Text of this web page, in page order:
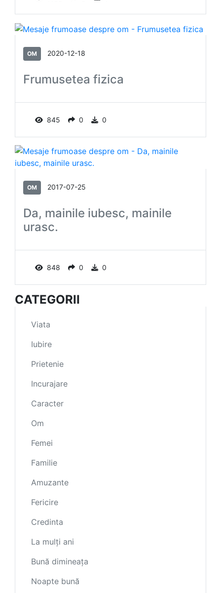
OM 2020-12-18
Frumusetea fizica
845 0 0
OM 2017-07-25
Da, mainile iubesc, mainile
urasc.
848 0 0
CATEGORII
Viata
Iubire
Prietenie
Incurajare
Caracter
Om
Femei
Familie
Amuzante
Fericire
Credinta
La mulți ani
Bună dimineața
Noapte bună